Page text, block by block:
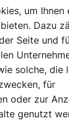
um
Dazu
Seite und
solche, die
für
oder zur
genutzt